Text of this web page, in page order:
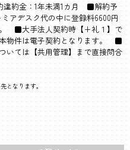
となります。
違約金：1年未満1カ月 ■解約予
アデスク代の中に登録料6600円
。 ■大手法人契約時【+礼１】で
物件は電子契約となります。 ■
いては【共用管理】まで直接問合